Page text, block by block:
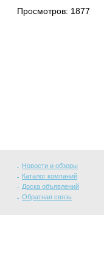
Просмотров: 1877
Новости и обзоры
Каталог компаний
Доска объявлений
Обратная связь